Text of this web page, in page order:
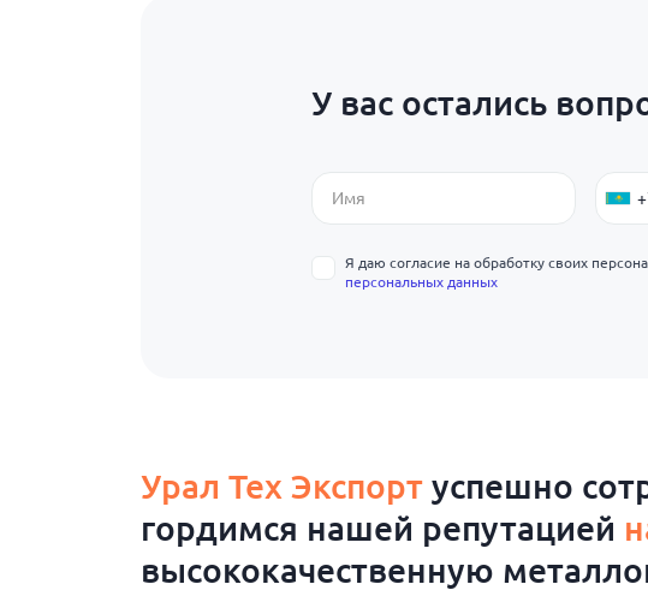
У вас остались
Я даю согласие на обработку своих
персональных данных
Урал Тех Экспорт успешно
гордимся нашей репутацией
высококачественную